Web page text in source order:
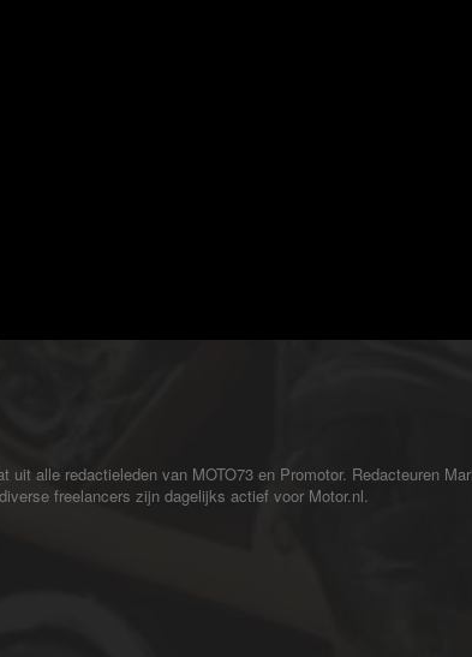
uit alle redactieleden van MOTO73 en Promotor. Redacteuren
freelancers zijn dagelijks actief voor Motor.nl.